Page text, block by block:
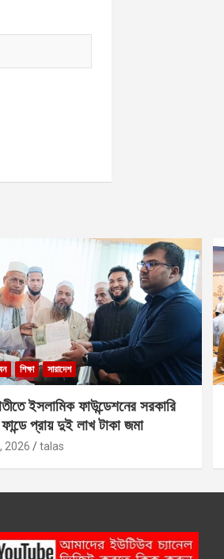
শিক্ষা সারাদেশ
ইসলামিক ফাউন্ডেশনের সরকারি
প্রায় দুই লাখ টাকা জমা
2026 talas